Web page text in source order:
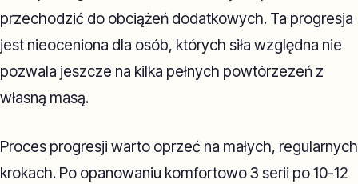
przechodzić do obciążeń dodatkowych. Ta progresja
jest nieoceniona dla osób, których siła względna nie
pozwala jeszcze na kilka pełnych powtórzezeń z
własną masą.
Proces progresji warto oprzeć na małych, regularnych
krokach. Po opanowaniu komfortowo 3 serii po 10-12